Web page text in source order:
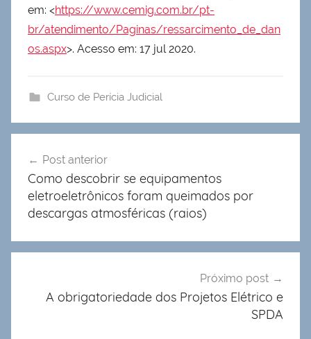
em: <https://www.cemig.com.br/pt-
br/atendimento/Paginas/ressarcimento_de_dan
os.aspx>. Acesso em: 17 jul 2020.
Curso de Perícia Judicial
de
Post
Post anterior
Como descobrir se equipamentos
eletroeletrônicos foram queimados por
descargas atmosféricas (raios)
Próximo post
A obrigatoriedade dos Projetos Elétrico e
SPDA